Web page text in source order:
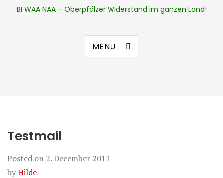
BI WAA NAA – Oberpfälzer Widerstand im ganzen Land!
MENU
Testmail
Posted on 2. December 2011
byHilde